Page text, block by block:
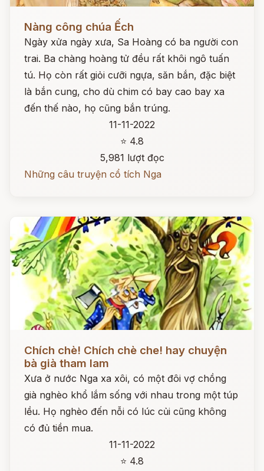
Nàng công chúa Ếch
Ngày xửa ngày xưa, Sa Hoàng có ba người con
trai. Ba chàng hoàng tử đều rất khôi ngô tuấn
tú. Họ còn rất giỏi cưỡi ngựa, săn bắn, đặc biệt
là bắn cung, cho dù chim có bay cao bay xa
đến thế nào, họ cũng bắn trúng.
11-11-2022
⭐ 4.8
5,981 lượt đọc
Những câu truyện cổ tích Nga
Chích chè! Chích chè che! hay chuyện
bà già tham lam
Xưa ở nước Nga xa xôi, có một đôi vợ chồng
già nghèo khổ lắm sống với nhau trong một túp
lều. Họ nghèo đến nỗi có lúc củi cũng không
có đủ tiền mua.
11-11-2022
⭐ 4.8